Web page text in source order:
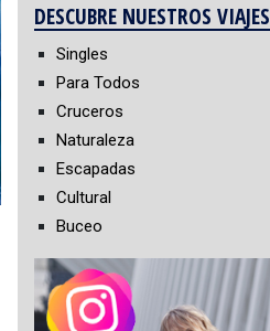
DESCUBRE NUESTROS VIAJES
Singles
Para Todos
Cruceros
Naturaleza
Escapadas
Cultural
Buceo